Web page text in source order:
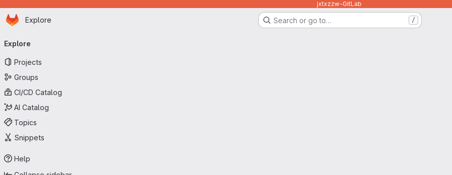
jxtxzzw-GitLab
Skip to main content
Homepage
Explore Search or go to… /
navigation
Explore
Projects
Groups
CI/CD Catalog
AI Catalog
Topics
Snippets
Help